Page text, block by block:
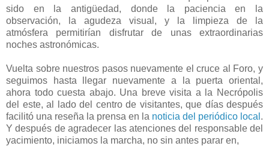
sido en la antigüedad, donde la paciencia en la
observación, la agudeza visual, y la limpieza de la
atmósfera permitirían disfrutar de unas extraordinarias
noches astronómicas.
Vuelta sobre nuestros pasos nuevamente el cruce al Foro, y
seguimos hasta llegar nuevamente a la puerta oriental,
ahora todo cuesta abajo. Una breve visita a la Necrópolis
del este, al lado del centro de visitantes, que días después
facilitó una reseña la prensa en la noticia del periódico local .
Y después de agradecer las atenciones del responsable del
yacimiento, iniciamos la marcha, no sin antes parar en,